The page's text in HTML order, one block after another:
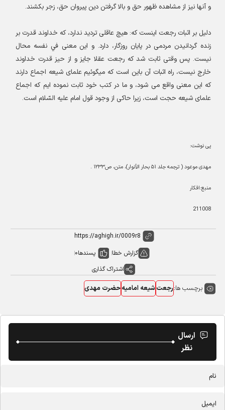
و آنها نيز از مشاهده ظهور حق و بالا گرفتن دين پيروان حق، زجر بكشند.
دليل بر اثبات رجعت اينست كه: هيچ عاقلى ترديد ندارد، كه خداوند قدرت بر
زنده گردانيدن مردمى در پايان روزگار، دارد. و اين معنى في نفسه محال
نيست. پس‏ وقتى ثابت شد كه رجعت عقلا جايز و از حيز قدرت خداوند
خارج نيست، راه اثبات آن باين است كه ميگوئيم علماى شيعه اجماع دارند
كه اين معنى واقع مى‏ شود، و ما در كتب خود ثابت نموده ‏ايم كه اجماع
علماى شيعه حجت است، زيرا حاكى از وجود قول امام عليه السّلام است.
پی نوشت:
مهدى موعود ( ترجمه جلد۵۱ بحار الأنوار)، متن، ص۱۲۳۳.
منبع:افکار
211008
گزارش خطا پسندها0
اشتراک گذاری
برچسب ها:رجعتشیعه امامیهحضرت مهدی
ارسال
نظر